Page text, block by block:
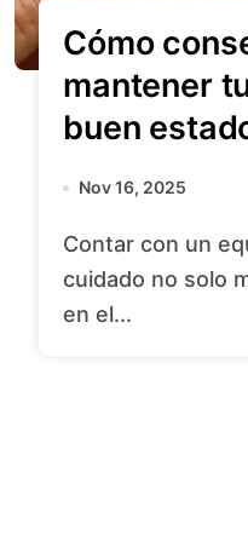
Cómo
mantener
buen
Nov 16, 2025
Contar con un equipo de pesca bien
cuidado no solo
en el...